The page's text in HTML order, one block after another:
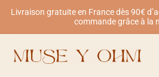
Livraison gratuite en France dès 90€
commande grâce à la